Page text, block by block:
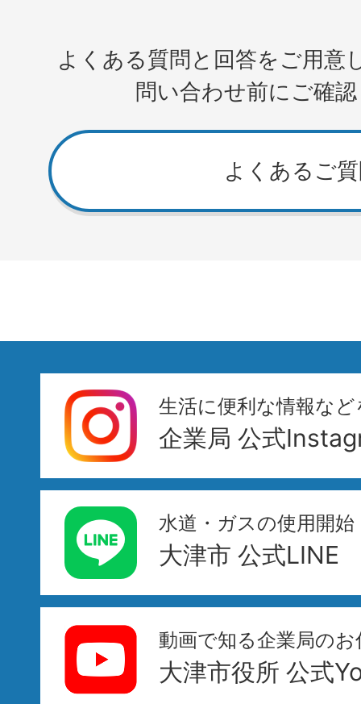
よくある質問と回答をご用意
問い合わせ前にご確
よくあるご
生活に便利な情報な
企業局 公式
水道・ガスの使用開
大津市 公式LINE
動画で知る企業局のお
大津市役所 公式